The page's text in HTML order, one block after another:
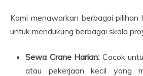
Kami menawarkan berbagai
untuk mendukung berbagai skala
Sewa Crane Harian: Cocok
atau pekerjaan kecil yang